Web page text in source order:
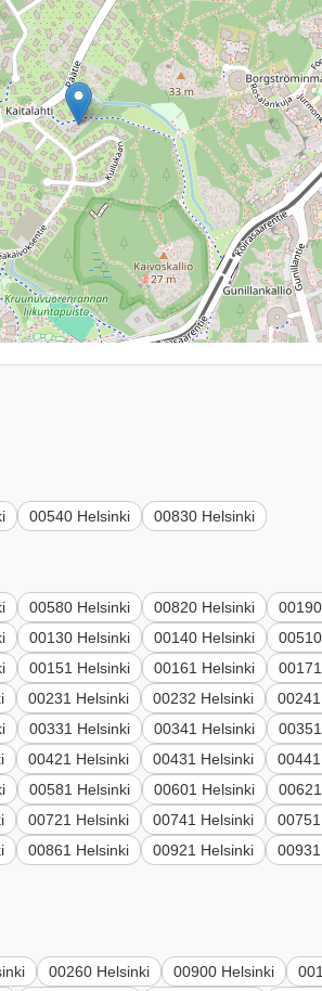
00540 Helsinki 00830 Helsinki
00580 Helsinki 00820 Helsinki
00130 Helsinki 00140 Helsinki
00151 Helsinki 00161 Helsinki
00231 Helsinki 00232 Helsinki
00331 Helsinki 00341 Helsinki
00421 Helsinki 00431 Helsinki
00581 Helsinki 00601 Helsinki
00721 Helsinki 00741 Helsinki
00861 Helsinki 00921 Helsinki
00260 Helsinki 00900 Helsinki